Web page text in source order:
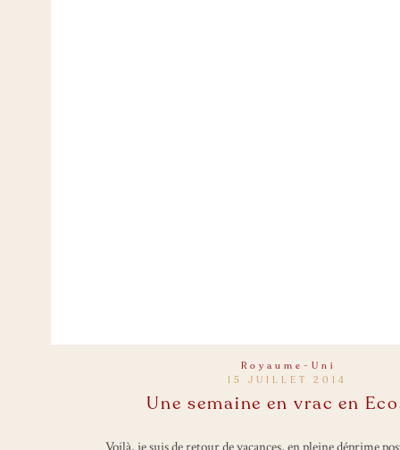
15 JUILLET 2014
Une semaine en vrac en
Royaume-Uni